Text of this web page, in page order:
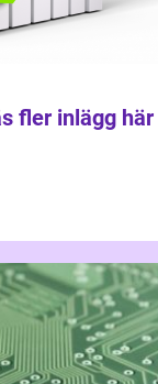
fler inlägg här